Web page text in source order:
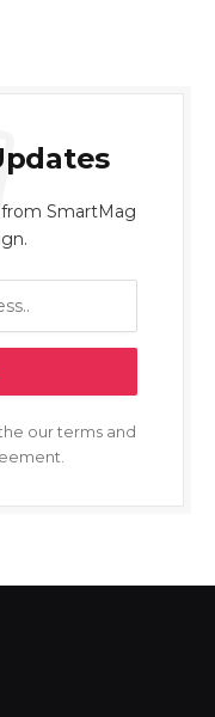
SmartMag
our terms and